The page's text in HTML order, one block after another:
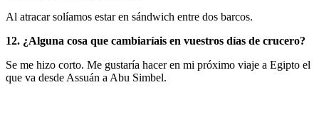
Al atracar solíamos estar en sándwich entre dos barcos.
12. ¿Alguna cosa que cambiaríais en vuestros días de crucero?
Se me hizo corto. Me gustaría hacer en mi próximo viaje a Egipto el
que va desde Assuán a Abu Simbel.